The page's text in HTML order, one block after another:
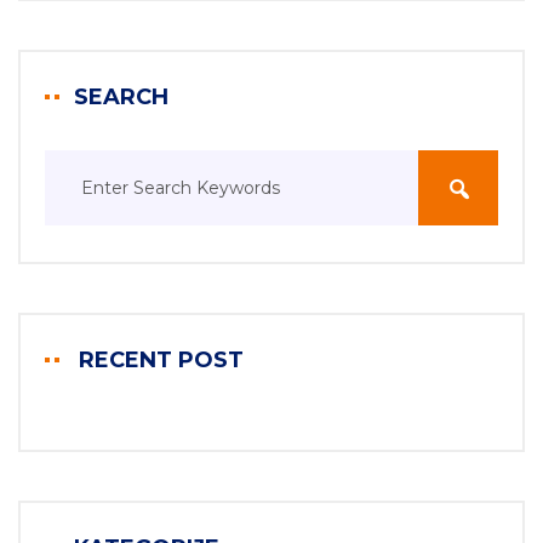
SEARCH
RECENT POST